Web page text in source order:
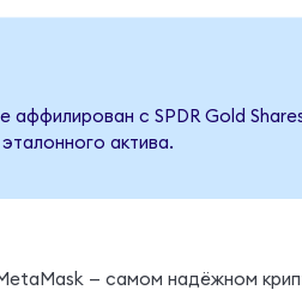
с SPDR Gold
актива.
— самом надёжном